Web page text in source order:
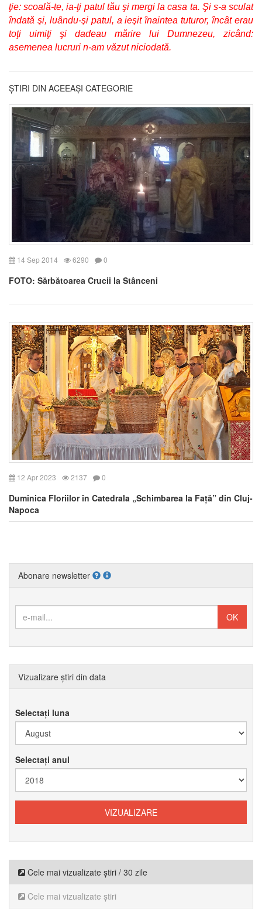
ţie: scoală-te, ia-ţi patul tău şi mergi la casa ta. Şi s-a sculat
îndată şi, luându-şi patul, a ieşit înaintea tuturor, încât erau
toţi uimiţi şi dadeau mărire lui Dumnezeu, zicând:
asemenea lucruri n-am văzut niciodată.
ȘTIRI DIN ACEEAȘI CATEGORIE
14 Sep 2014 6290 0
FOTO: Sărbătoarea Crucii la Stânceni
12 Apr 2023 2137 0
Duminica Floriilor în Catedrala „Schimbarea la Față” din Cluj-
Napoca
Abonare newsletter
Vizualizare știri din data
Selectați luna
Selectați anul
Cele mai vizualizate știri / 30 zile
Cele mai vizualizate știri